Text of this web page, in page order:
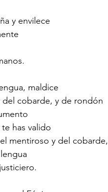
y envilece
maldice
cobarde, y de rondón
has valido
mentiroso y del cobarde,